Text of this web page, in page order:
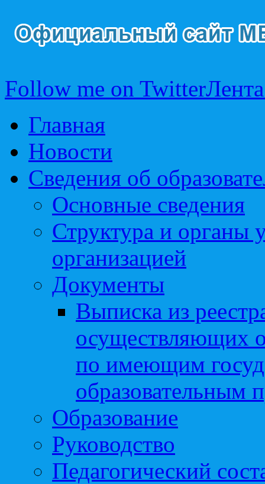
Follow me on Twitter
Главная
Новости
Сведения об
Основные сведения
Структура и органы
организацией
Документы
Выписка из
осуществляющих
по имеющим
образовательным
Образование
Руководство
Педагогический